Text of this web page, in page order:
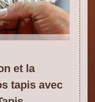
et la
tapis avec